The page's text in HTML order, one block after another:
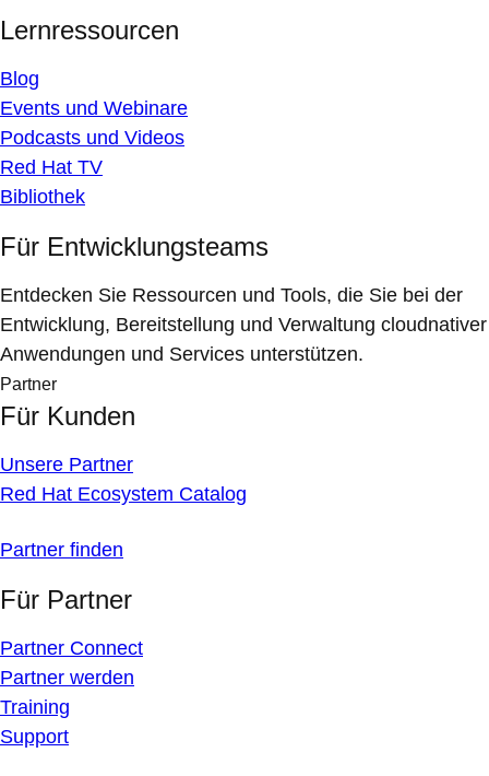
Lernressourcen
Blog
Events und Webinare
Podcasts und Videos
Red Hat TV
Bibliothek
Für Entwicklungsteams
Entdecken Sie Ressourcen und Tools, die Sie bei der
Entwicklung, Bereitstellung und Verwaltung cloudnativer
Anwendungen und Services unterstützen.
Partner
Für Kunden
Unsere Partner
Red Hat Ecosystem Catalog
Partner finden
Für Partner
Partner Connect
Partner werden
Training
Support